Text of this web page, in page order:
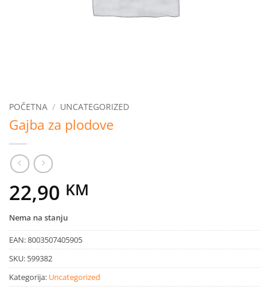
POČETNA / UNCATEGORIZED
Gajba za plodove
22,90 KM
Nema na stanju
EAN:8003507405905
SKU: 599382
Kategorija: Uncategorized